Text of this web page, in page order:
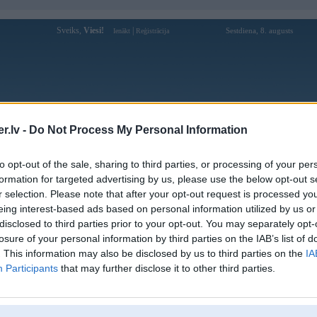
- Do Not Process My Personal Information
opt-out of the sale, sharing to third parties, or processing of your
for targeted advertising by us, please use the below opt-out
selection. Please note that after your opt-out request is processed
interest-based ads based on personal information utilized by us
to third parties prior to your opt-out. You may separately
of your personal information by third parties on the IAB’s list of
This information may also be disclosed by us to third parties on the
Participants that may further disclose it to other third parties.
Sveiks, Viesi! Ienākt Reģistrācija Sestdiena, 8. augusts
Forums Galerijas Reģistrācija Lietotāji
Lietotāja bleklauns profils
Pēdējo reizi manīts: 26. Jul 2008, 00:18
Lietotājvārds:
bleklauns
Ziņojumi forumā:
0
[Pēdējie ziņojumi forumā]